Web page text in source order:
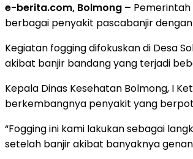
e-berita.com, Bolmong –
berbagai penyakit pascabanjir
Kegiatan fogging difokuskan di Desa
akibat banjir bandang yang terjadi
Kepala Dinas Kesehatan Bolmong, I
berkembangnya penyakit yang
“Fogging ini kami lakukan sebagai
setelah banjir akibat banyaknya